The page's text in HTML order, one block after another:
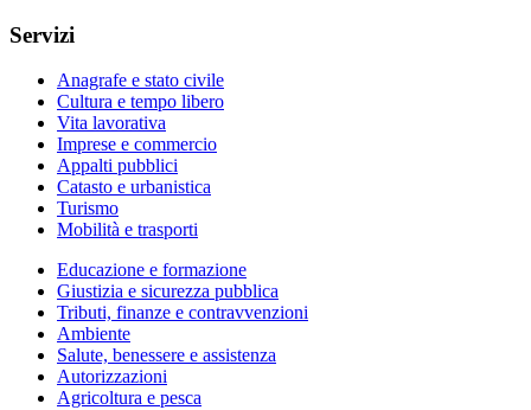
Servizi
Anagrafe e stato civile
Cultura e tempo libero
Vita lavorativa
Imprese e commercio
Appalti pubblici
Catasto e urbanistica
Turismo
Mobilità e trasporti
Educazione e formazione
Giustizia e sicurezza pubblica
Tributi, finanze e contravvenzioni
Ambiente
Salute, benessere e assistenza
Autorizzazioni
Agricoltura e pesca